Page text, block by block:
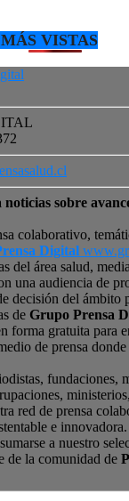
VISTAS
sobre
colaborativo,
Digital
del área salud,
una audiencia de
decisión del
de Grupo Prensa
forma gratuita para
de prensa
fundaciones,
red de prensa
e
a nuestro
de la comunidad de